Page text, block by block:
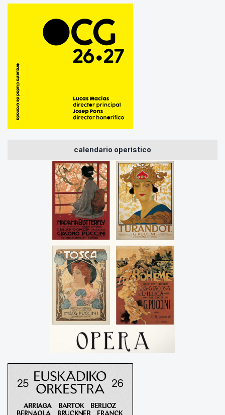
calendario operístico